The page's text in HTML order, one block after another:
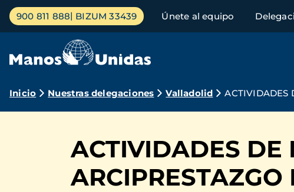
Pasar
contenido
Menú
principal
900 811 888 BIZUM 33439 Únete al equipo
Ruta
navegación
Inicio Nuestras delegaciones Valladolid ACTIVIDADES
ACTIVIDADES DE